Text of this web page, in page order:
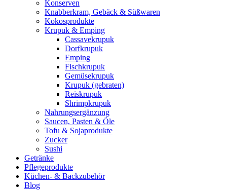
Konserven
Knabberkram, Gebäck & Süßwaren
Kokosprodukte
Krupuk & Emping
Cassavekrupuk
Dorfkrupuk
Emping
Fischkrupuk
Gemüsekrupuk
Krupuk (gebraten)
Reiskrupuk
Shrimpkrupuk
Nahrungsergänzung
Saucen, Pasten & Öle
Tofu & Sojaprodukte
Zucker
Sushi
Getränke
Pflegeprodukte
Küchen- & Backzubehör
Blog